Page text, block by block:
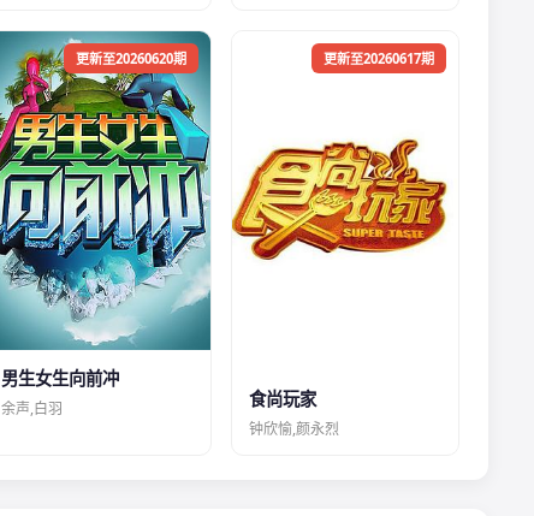
更新至20260620期
男生女生向前冲
余声,白羽
更新至20260617期
食尚玩家
钟欣愉,颜永烈